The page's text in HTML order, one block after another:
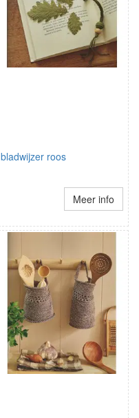
bladwijzer roos
Meer info